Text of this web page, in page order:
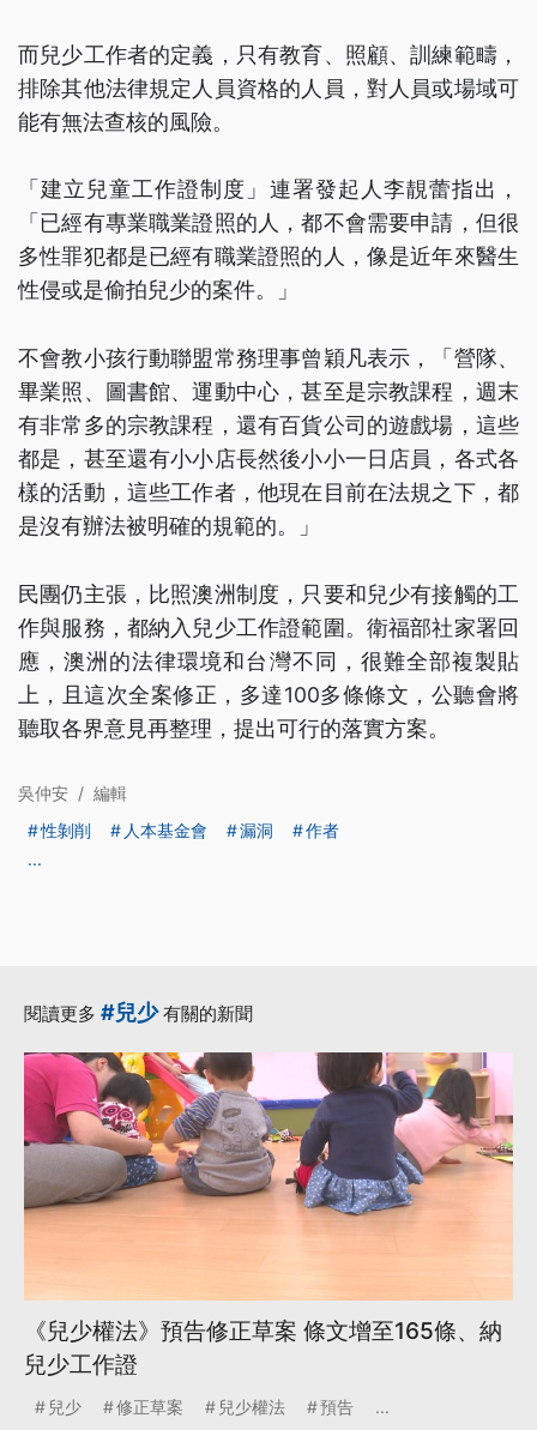
而兒少工作者的定義，只有教育、照顧、訓練範疇，
排除其他法律規定人員資格的人員，對人員或場域可
能有無法查核的風險。
「建立兒童工作證制度」連署發起人李靚蕾指出，
「已經有專業職業證照的人，都不會需要申請，但很
多性罪犯都是已經有職業證照的人，像是近年來醫生
性侵或是偷拍兒少的案件。」
不會教小孩行動聯盟常務理事曾穎凡表示，「營隊、
畢業照、圖書館、運動中心，甚至是宗教課程，週末
有非常多的宗教課程，還有百貨公司的遊戲場，這些
都是，甚至還有小小店長然後小小一日店員，各式各
樣的活動，這些工作者，他現在目前在法規之下，都
是沒有辦法被明確的規範的。」
民團仍主張，比照澳洲制度，只要和兒少有接觸的工
作與服務，都納入兒少工作證範圍。衛福部社家署回
應，澳洲的法律環境和台灣不同，很難全部複製貼
上，且這次全案修正，多達100多條條文，公聽會將
聽取各界意見再整理，提出可行的落實方案。
吳仲安 / 編輯
性剝削
人本基金會 漏洞
作者
...
閱讀更多 #兒少有關的新聞
《兒少權法》預告修正草案 條文增至165條、納
兒少工作證
兒少 修正草案 兒少權法 預告 ...